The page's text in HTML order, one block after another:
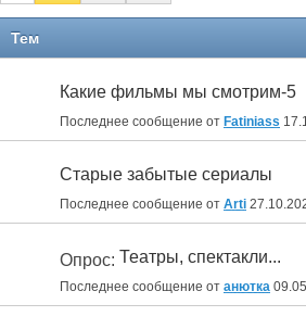
Тем
Какие фильмы мы смотрим-5
Последнее сообщение от Fatiniass
Старые забытые сериалы
Последнее сообщение от Arti
Опрос: Театры, спектакли...
Последнее сообщение от анютка